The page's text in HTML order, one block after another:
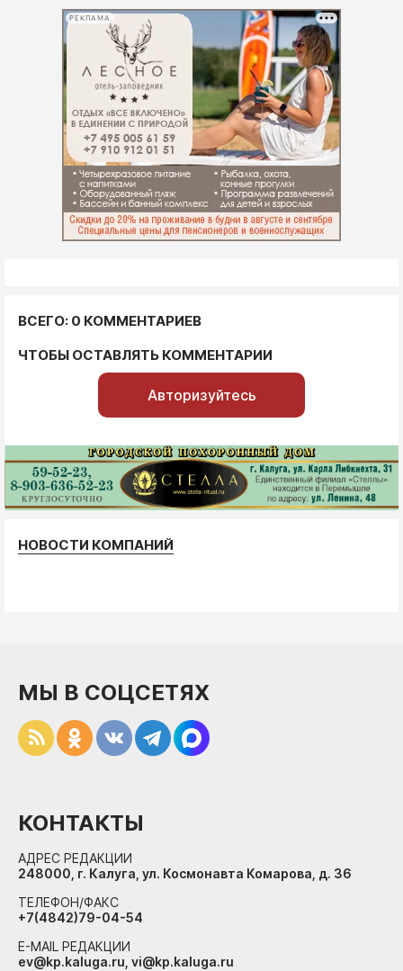
РЕКЛАМА
ВСЕГО: 0 КОММЕНТАРИЕВ
ЧТОБЫ ОСТАВЛЯТЬ КОММЕНТАРИИ
Авторизуйтесь
НОВОСТИ КОМПАНИЙ
МЫ В СОЦСЕТЯХ
КОНТАКТЫ
АДРЕС РЕДАКЦИИ
248000, г. Калуга, ул. Космонавта Комарова, д. 36
ТЕЛЕФОН/ФАКС
+7(4842)79-04-54
E-MAIL РЕДАКЦИИ
ev@kp.kaluga.ru, vi@kp.kaluga.ru